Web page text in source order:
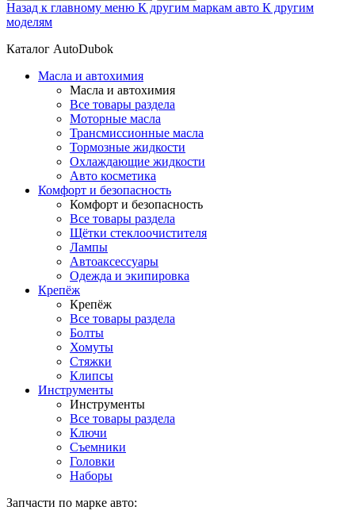
Назад к главному меню К другим маркам авто К другим
моделям
Каталог AutoDubok
Масла и автохимия
Масла и автохимия
Все товары раздела
Моторные масла
Трансмиссионные масла
Тормозные жидкости
Охлаждающие жидкости
Авто косметика
Комфорт и безопасность
Комфорт и безопасность
Все товары раздела
Щётки стеклоочистителя
Лампы
Автоаксессуары
Одежда и экипировка
Крепёж
Крепёж
Все товары раздела
Болты
Хомуты
Стяжки
Клипсы
Инструменты
Инструменты
Все товары раздела
Ключи
Съемники
Головки
Наборы
Запчасти по марке авто: